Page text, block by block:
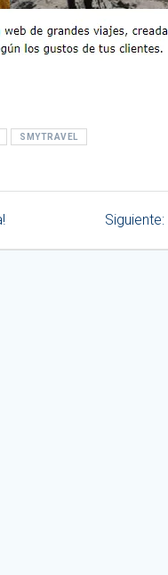
SMYTRAVEL
Siguiente: